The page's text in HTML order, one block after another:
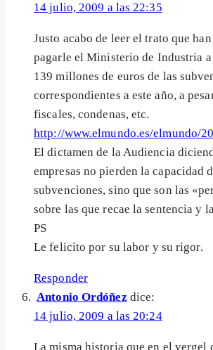
14 julio, 2009 a las 22:35
Justo acabo de leer el trato que
pagarle el Ministerio de Industria a
139 millones de euros de las
correspondientes a este año, a
fiscales, condenas, etc.
http://www.elmundo.es/elmundo/
El dictamen de la Audiencia
empresas no pierden la capacidad
subvenciones, sino que son las
sobre las que recae la sentencia y
PS
Le felicito por su labor y su rigor.
Responder
Antonio Ordóñez dice:
14 julio, 2009 a las 20:24
La misma historia que en el vergel